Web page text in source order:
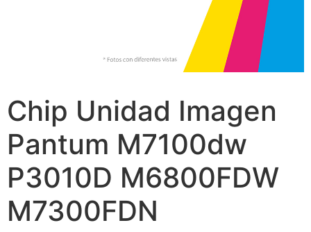
Chip Unidad Imagen
Pantum M7100dw
P3010D M6800FDW
M7300FDN